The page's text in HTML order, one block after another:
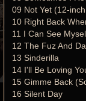
09 Not Yet (12-
10 Right Back
11 I Can See
12 The Fuz And
13 Sinderilla
14 I'll Be Loving
15 Gimme Back
16 Silent Day